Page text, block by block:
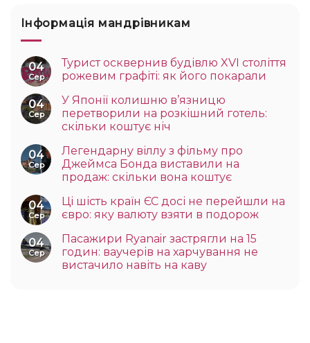
Інформація мандрівникам
04
Сер
Турист осквернив будівлю XVI століття
рожевим графіті: як його покарали
04
Сер
У Японії колишню в’язницю
перетворили на розкішний готель:
скільки коштує ніч
04
Сер
Легендарну віллу з фільму про
Джеймса Бонда виставили на
продаж: скільки вона коштує
04
Сер
Ці шість країн ЄС досі не перейшли на
євро: яку валюту взяти в подорож
04
Сер
Пасажири Ryanair застрягли на 15
годин: ваучерів на харчування не
вистачило навіть на каву